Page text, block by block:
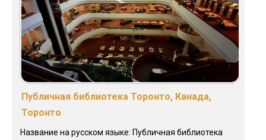
Публичная библиотека Торонто, Канада,
Торонто
Название на русском языке: Публичная библиотека